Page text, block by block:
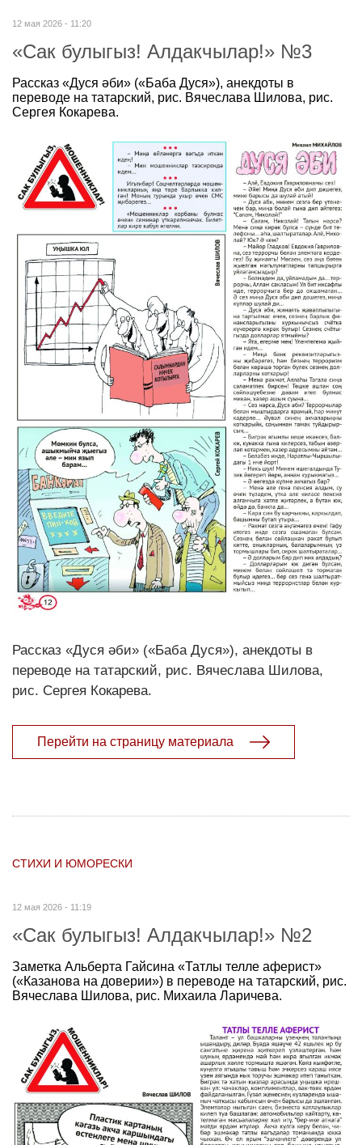
12 мая 2026 - 11:20
«Сак булыгыз! Алдакчылар!» №3
Рассказ «Дуся әби» («Баба Дуся»), анекдоты в
переводе на татарский, рис. Вячеслава Шилова, рис.
Сергея Кокарева.
Рассказ «Дуся әби» («Баба Дуся»), анекдоты в
переводе на татарский, рис. Вячеслава Шилова,
рис. Сергея Кокарева.
Перейти на страницу материала
СТИХИ И ЮМОРЕСКИ
12 мая 2026 - 11:19
«Сак булыгыз! Алдакчылар!» №2
Заметка Альберта Гайсина «Татлы телле аферист»
(«Казанова на доверии») в переводе на татарский, рис.
Вячеслава Шилова, рис. Михаила Ларичева.